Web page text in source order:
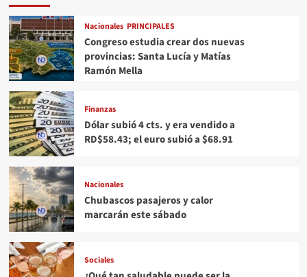
Nacionales PRINCIPALES
Congreso estudia crear dos nuevas
provincias: Santa Lucía y Matías
Ramón Mella
Finanzas
Dólar subió 4 cts. y era vendido a
RD$58.43; el euro subió a $68.91
Nacionales
Chubascos pasajeros y calor
marcarán este sábado
Sociales